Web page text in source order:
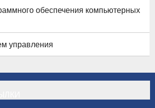
обеспечения компьютерных
управления